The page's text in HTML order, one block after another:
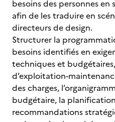
besoins des personnes
afin de les traduire en
directeurs de design.
Structurer la
besoins identifiés en
techniques et
d’exploitation-
des charges,
budgétaire, la
recommandations